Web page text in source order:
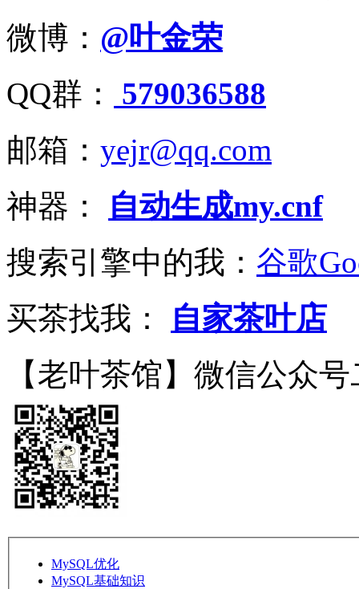
微博： @叶金荣
QQ群：
579036588
邮箱： yejr@qq.com
神器：
自动生成my.cnf
搜索引擎中的我： 谷歌
买茶找我：
自家茶叶店
【老叶茶馆】微信公众
MySQL优化
MySQL基础知识